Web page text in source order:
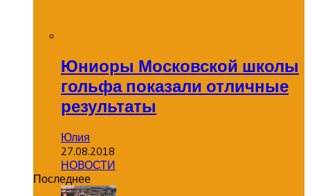
Юниоры Московской школы
гольфа показали отличные
результаты
Юлия
27.08.2018
НОВОСТИ
Последнее